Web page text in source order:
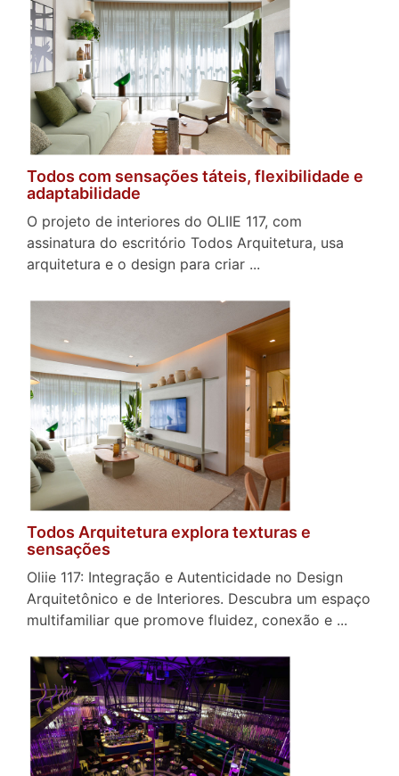
Todos com sensações táteis, flexibilidade e
adaptabilidade
O projeto de interiores do OLIIE 117, com
assinatura do escritório Todos Arquitetura, usa
arquitetura e o design para criar ...
Todos Arquitetura explora texturas e
sensações
Oliie 117: Integração e Autenticidade no Design
Arquitetônico e de Interiores. Descubra um espaço
multifamiliar que promove fluidez, conexão e ...